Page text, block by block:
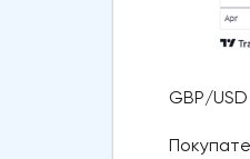
GBP/